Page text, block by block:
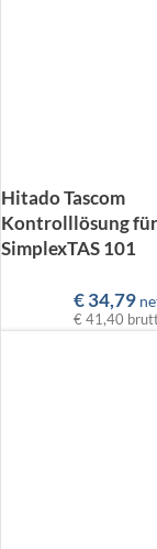
Hitado Tascom
Kontrolllösung für
SimplexTAS 101
€34,79
€ 41,40